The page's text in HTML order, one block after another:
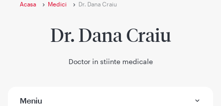
Acasa Medici Dr. Dana Craiu
Dr. Dana Craiu
Doctor in stiinte medicale
Meniu